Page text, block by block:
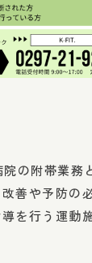
の附帯業務
善や予防の
を行う運動